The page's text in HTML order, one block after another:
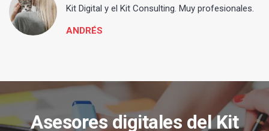
Kit Digital y el Kit Consulting. Muy profesionales.
ANDRÉS
Asesores digitales del Kit